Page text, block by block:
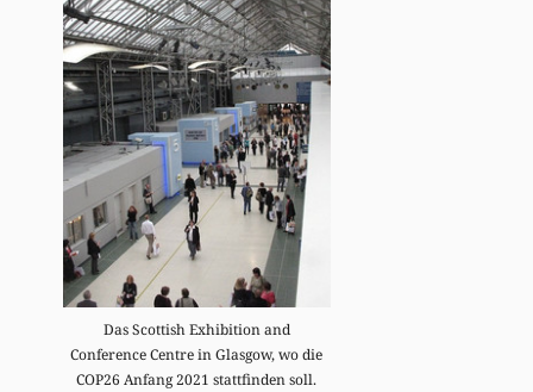
Das Scottish Exhibition and
Conference Centre in Glasgow, wo die
COP26 Anfang 2021 stattfinden soll.